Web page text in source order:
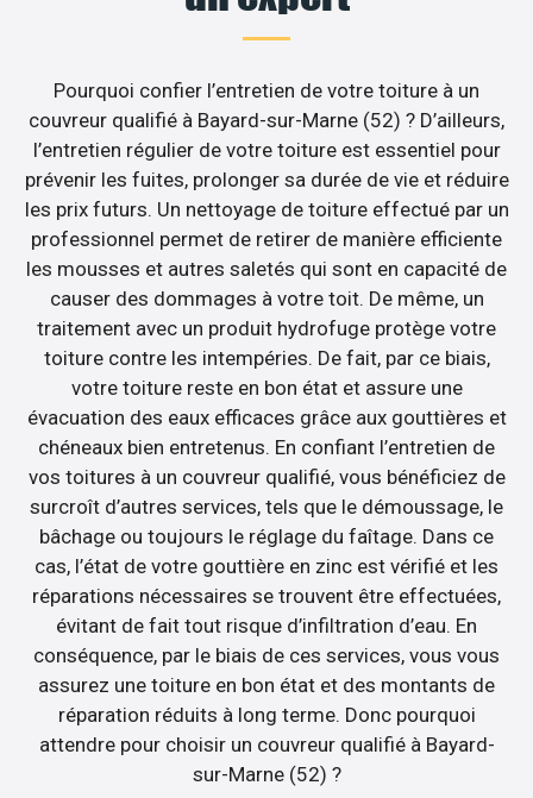
Pourquoi confier l’entretien de votre toiture à un
couvreur qualifié à Bayard-sur-Marne (52) ? D’ailleurs,
l’entretien régulier de votre toiture est essentiel pour
prévenir les fuites, prolonger sa durée de vie et réduire
les prix futurs. Un nettoyage de toiture effectué par un
professionnel permet de retirer de manière efficiente
les mousses et autres saletés qui sont en capacité de
causer des dommages à votre toit. De même, un
traitement avec un produit hydrofuge protège votre
toiture contre les intempéries. De fait, par ce biais,
votre toiture reste en bon état et assure une
évacuation des eaux efficaces grâce aux gouttières et
chéneaux bien entretenus. En confiant l’entretien de
vos toitures à un couvreur qualifié, vous bénéficiez de
surcroît d’autres services, tels que le démoussage, le
bâchage ou toujours le réglage du faîtage. Dans ce
cas, l’état de votre gouttière en zinc est vérifié et les
réparations nécessaires se trouvent être effectuées,
évitant de fait tout risque d’infiltration d’eau. En
conséquence, par le biais de ces services, vous vous
assurez une toiture en bon état et des montants de
réparation réduits à long terme. Donc pourquoi
attendre pour choisir un couvreur qualifié à Bayard-
sur-Marne (52) ?